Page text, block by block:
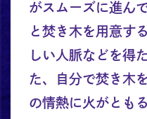
がスムーズに進ん
と焚き木を用意す
しい人脈などを得
た、自分で焚き木
の情熱に火がとも